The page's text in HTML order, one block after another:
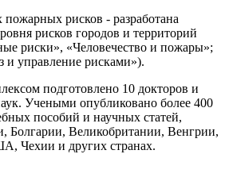
пожарных рисков - разработана
рисков городов и территорий
риски», «Человечество и пожары»;
и управление рисками»).
подготовлено 10 докторов и
Учеными опубликовано более 400
пособий и научных статей,
Болгарии, Великобритании, Венгрии,
Чехии и других странах.